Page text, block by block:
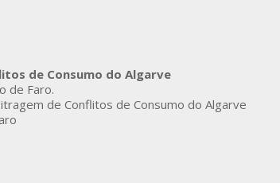
de Consumo do Algarve
de Faro.
de Conflitos de Consumo do Algarve